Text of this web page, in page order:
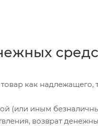
как надлежащего,
(или иным
возврат